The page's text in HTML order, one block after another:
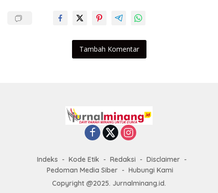
Tambah Komentar
Indeks Kode Etik Redaksi
Disclaimer
Pedoman Media Siber
Hubungi Kami
Copyright @2025. Jurnalminang.id.